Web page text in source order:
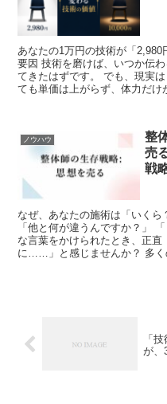
あなたの1万円の技術が「
要因 技術を磨けば、いつか伝
てきたはずです。 でも、現実
ても単価は上がらず、体力だけ
ノウハウ
整
売
戦
なぜ、あなたの施術は「いく
「他と何が違うんですか？」
な言葉をかけられたとき、正
に……」と感じませんか？ 多く
「
が、